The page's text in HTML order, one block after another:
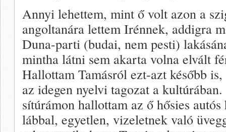
Annyi lehettem, mint ő volt azon a
angoltanára lettem Irénnek, addigra
Duna-parti (budai, nem pesti)
mintha látni sem akarta volna elvált
Hallottam Tamásról ezt-azt később
az idegen nyelvi tagozat a
sítúrámon hallottam az ő hősies
lábbal, egyetlen, vizeletnek való